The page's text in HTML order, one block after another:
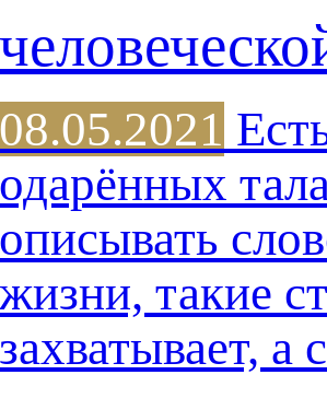
08.05.2021
одарённых
описывать
жизни, такие
захватывает,